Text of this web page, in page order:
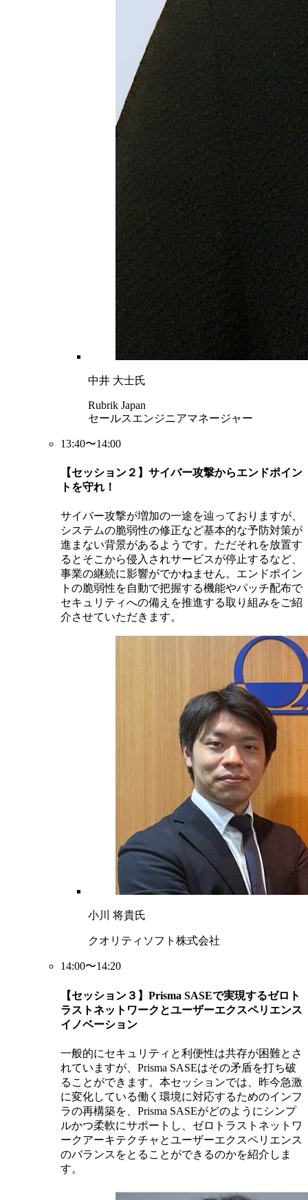
中井 大士氏
Rubrik Japan
セールスエンジニアマネージャー
13:40〜14:00
【セッション２】サイバー攻撃からエンドポイン
トを守れ！
サイバー攻撃が増加の一途を辿っておりますが、
システムの脆弱性の修正など基本的な予防対策が
進まない背景があるようです。ただそれを放置す
るとそこから侵入されサービスが停止するなど、
事業の継続に影響がでかねません。エンドポイン
トの脆弱性を自動で把握する機能やパッチ配布で
セキュリティへの備えを推進する取り組みをご紹
介させていただきます。
小川 将貴氏
クオリティソフト株式会社
14:00〜14:20
【セッション３】Prisma SASEで実現するゼロト
ラストネットワークとユーザーエクスペリエンス
イノベーション
一般的にセキュリティと利便性は共存が困難とさ
れていますが、Prisma SASEはその矛盾を打ち破
ることができます。本セッションでは、昨今急激
に変化している働く環境に対応するためのインフ
ラの再構築を、Prisma SASEがどのようにシンプ
ルかつ柔軟にサポートし、ゼロトラストネットワ
ークアーキテクチャとユーザーエクスペリエンス
のバランスをとることができるのかを紹介しま
す。